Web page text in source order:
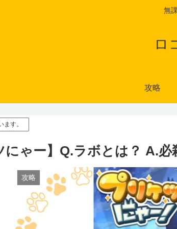
無
ロ
攻略
す。
にゃー】Q.ラボとは？ A.必
攻略